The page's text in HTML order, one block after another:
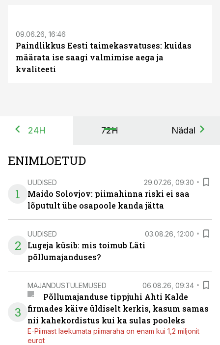
09.06.26, 16:46
Paindlikkus Eesti taimekasvatuses: kuidas
määrata ise saagi valmimise aega ja
kvaliteeti
24H 72H Nädal
ENIMLOETUD
1
UUDISED 29.07.26, 09:30
Maido Solovjov: piimahinna riski ei saa
lõputult ühe osapoole kanda jätta
2
UUDISED 03.08.26, 12:00
Lugeja küsib: mis toimub Läti
põllumajanduses?
3
MAJANDUSTULEMUSED 06.08.26, 09:34
Põllumajanduse tippjuhi Ahti Kalde
firmades käive üldiselt kerkis, kasum samas
nii kahekordistus kui ka sulas pooleks
E-Piimast laekumata piimaraha on enam kui 1,2 miljonit
eurot